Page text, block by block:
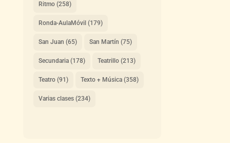
Ritmo(258)
Ronda-AulaMóvil (179)
San Juan (65) San Martín (75)
Secundaria(178) Teatrillo(213)
Teatro(91) Texto + Música(358)
Varias clases(234)